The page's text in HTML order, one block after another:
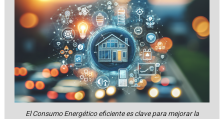
El Consumo Energético eficiente es clave para mejorar la